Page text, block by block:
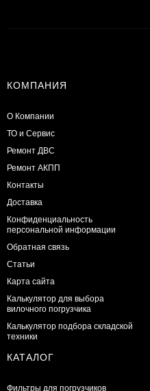
КОМПАНИЯ
О Компании
ТО и Сервис
​Ремонт ДВС
Ремонт АКПП
Контакты
Доставка
Конфиденциальность
персональной информации
Обратная связь
Статьи
Карта сайта
Калькулятор для выбора
вилочного погрузчика
Калькулятор подбора складской
техники
КАТАЛОГ
Фильтры для погрузчиков